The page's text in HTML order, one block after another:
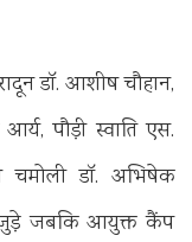
डॉ. आशीष चौहान,
पौड़ी स्वाति एस.
चमोली डॉ. अभिषेक
जुड़े जबकि आयुक्त कैंप